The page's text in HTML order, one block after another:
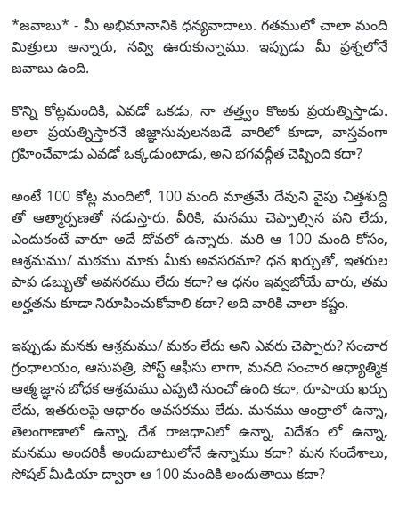
*జవాబు* - మీ అభిమానానికి ధన్యవాదాలు. గతములో చాలా మంది
మిత్రులు అన్నారు, నవ్వి ఊరుకున్నాము. ఇప్పుడు మీ ప్రశ్నలోనే
జవాబు ఉంది.
కొన్ని కోట్లమందికి, ఎవడో ఒకడు, నా తత్త్వం కొఱకు ప్రయత్నిస్తాడు.
అలా ప్రయత్నిస్తారనే జిజ్ఞాసువులనబడే వారిలో కూడా, వాస్తవంగా
గ్రహించేవాడు ఎవడో ఒక్కడుంటాడు, అని భగవద్గీత చెప్పింది కదా?
అంటే 100 కోట్ల మందిలో, 100 మంది మాత్రమే దేవుని వైపు చిత్తశుద్ది
తో ఆత్మార్పణతో నడుస్తారు. వీరికి, మనము చెప్పాల్సిన పని లేదు,
ఎందుకంటే వారూ అదే దోవలో ఉన్నారు. మరి ఆ 100 మంది కోసం,
ఆశ్రమము/ మఠము మాకు మీకు అవసరమా? ధన ఖర్చుతో, ఇతరుల
పాప డబ్బుతో అవసరము లేదు కదా? ఆ ధనం ఇవ్వబోయే వారు, తమ
అర్హతను కూడా నిరూపించుకోవాలి కదా? అది వారికి చాలా కష్టం.
ఇప్పుడు మనకు ఆశ్రమము/ మఠం లేదు అని ఎవరు చెప్పారు? సంచార
గ్రంధాలయం, ఆసుపత్రి, పోస్ట్ ఆఫీసు లాగా, మనది సంచార ఆధ్యాత్మిక
ఆత్మ జ్ఞాన బోధక ఆశ్రమము ఎప్పటి నుంచో ఉంది కదా, రూపాయ ఖర్చు
లేదు, ఇతరులపై ఆధారం అవసరము లేదు. మనము ఆంధ్రాలో ఉన్నా,
తెలంగాణాలో ఉన్నా, దేశ రాజధానిలో ఉన్నా, విదేశం లో ఉన్నా,
మనము అందరికీ అందుబాటులోనే ఉన్నాము కదా? మన సందేశాలు,
సోషల్ మీడియా ద్వారా ఆ 100 మందికి అందుతాయి కదా?